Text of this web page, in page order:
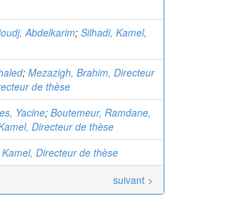
Abdelkarim; Silhadi, Kamel,
; Mezazigh, Brahim, Directeur
de thèse
Yacine; Boutemeur, Ramdane,
Directeur de thèse
Directeur de thèse
suivant >